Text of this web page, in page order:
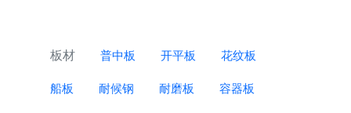
板材 普中板 开平板 花纹板
船板 耐候钢 耐磨板 容器板